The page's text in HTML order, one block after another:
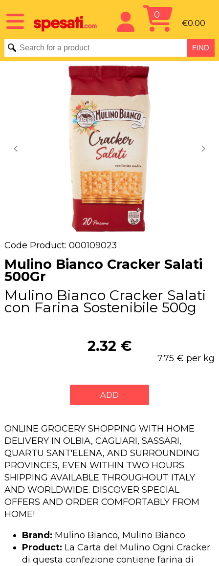
0
€0.00
Code Product: 000109023
Mulino Bianco Cracker Salati
500Gr
Mulino Bianco Cracker Salati
con Farina Sostenibile 500g
2.32 €
7.75 € per kg
ADD
ONLINE GROCERY SHOPPING WITH HOME
DELIVERY IN OLBIA, CAGLIARI, SASSARI,
QUARTU SANT'ELENA, AND SURROUNDING
PROVINCES, EVEN WITHIN TWO HOURS.
SHIPPING AVAILABLE THROUGHOUT ITALY
AND WORLDWIDE. DISCOVER SPECIAL
OFFERS AND ORDER COMFORTABLY FROM
HOME!
Brand: Mulino Bianco, Mulino Bianco
Product: La Carta del Mulino Ogni Cracker
di questa confezione contiene farina di